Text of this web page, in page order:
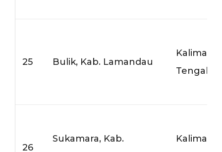
25 Bulik, Kab. Lamandau
Tengah
26
Sukamara, Kab.